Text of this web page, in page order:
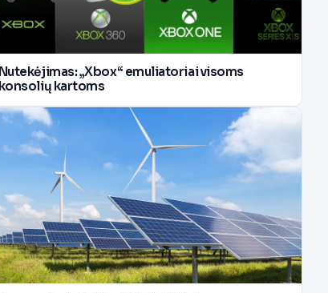
Nutekėjimas: „Xbox“ emuliatoriai visoms
konsolių kartoms